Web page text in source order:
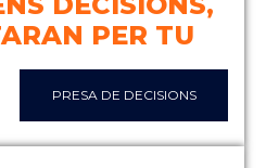
PER TU
PRESA DE DECISIONS